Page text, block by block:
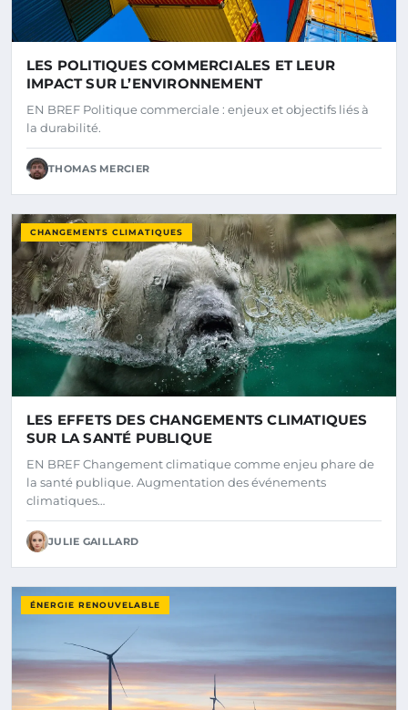
LES POLITIQUES COMMERCIALES ET LEUR
IMPACT SUR L’ENVIRONNEMENT
EN BREF Politique commerciale : enjeux et objectifs liés à
la durabilité.
THOMAS MERCIER
CHANGEMENTS CLIMATIQUES
LES EFFETS DES CHANGEMENTS CLIMATIQUES
SUR LA SANTÉ PUBLIQUE
EN BREF Changement climatique comme enjeu phare de
la santé publique. Augmentation des événements
climatiques…
JULIE GAILLARD
ÉNERGIE RENOUVELABLE